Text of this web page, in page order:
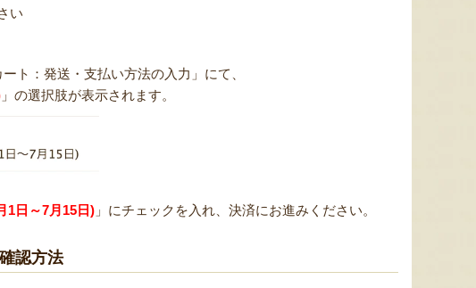
い
ト：発送・支払い方法の入力」にて、
」の選択肢が表示されます。
1日～7月15日) 」にチェックを入れ、決済にお進みください。
認方法